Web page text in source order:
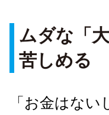
ムダな「
苦しめる
「お金はな